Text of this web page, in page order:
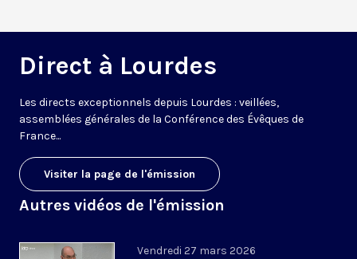
Direct à Lourdes
Les directs exceptionnels depuis Lourdes : veillées,
assemblées générales de la Conférence des Évêques de
France...
Visiter la page de l'émission
Autres vidéos de l'émission
Vendredi 27 mars 2026